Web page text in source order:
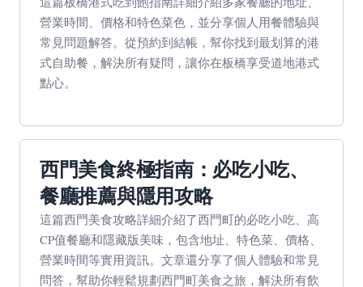
營業時間、價格和特色菜色，並分享個人用餐體驗與
常見問題解答。從預約到結帳，幫你找到最划算的港
式自助餐，解決所有疑問，讓你在板橋享受道地港式
點心。
西門美食終極指南：必吃小吃、
餐廳推薦與隱用攻略
這篇西門美食攻略詳細介紹了西門町的必吃小吃、高
CP值餐廳和隱藏版美味，包含地址、特色菜、價格、
營業時間等實用資訊。文章還分享了個人體驗和常見
問答，幫助你輕鬆規劃西門町美食之旅，解決所有飲